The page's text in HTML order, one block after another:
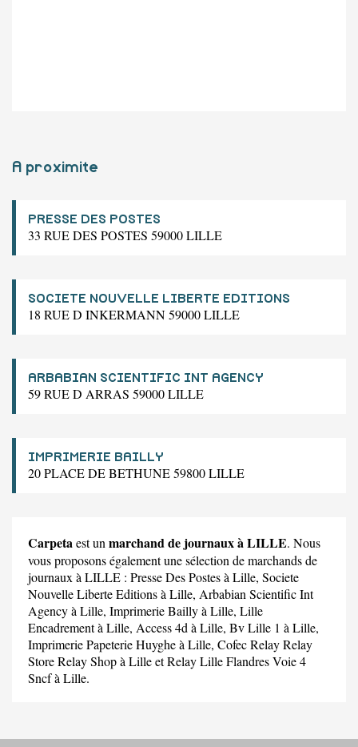
A proximite
PRESSE DES POSTES
33 RUE DES POSTES 59000 LILLE
SOCIETE NOUVELLE LIBERTE EDITIONS
18 RUE D INKERMANN 59000 LILLE
ARBABIAN SCIENTIFIC INT AGENCY
59 RUE D ARRAS 59000 LILLE
IMPRIMERIE BAILLY
20 PLACE DE BETHUNE 59800 LILLE
Carpetaest un marchand de journaux à LILLE. Nous
vous proposons également une sélection de marchands de
journaux à LILLE : Presse Des Postesà Lille, Societe
Nouvelle Liberte Editionsà Lille, Arbabian Scientific Int
Agencyà Lille, Imprimerie Baillyà Lille, Lille
Encadrementà Lille, Access 4d à Lille, Bv Lille 1 à Lille,
Imprimerie Papeterie Huygheà Lille, Cofec Relay Relay
Store Relay Shopà Lille etRelay Lille Flandres Voie 4
Sncfà Lille.